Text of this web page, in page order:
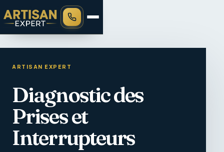
ARTISAN EXPERT
Diagnostic des
Prises et
Interrupteurs